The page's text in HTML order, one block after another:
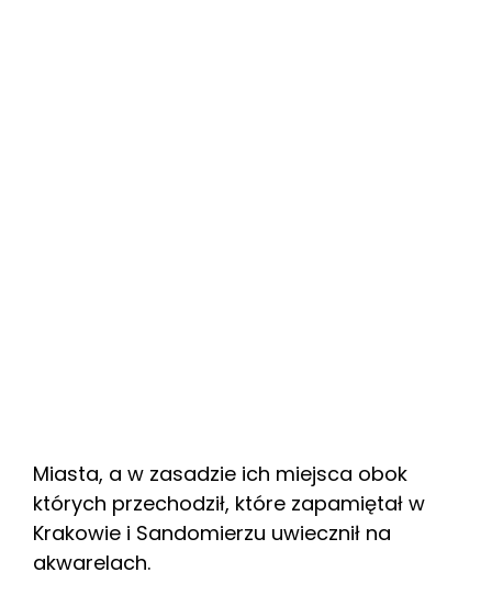
Miasta, a w zasadzie ich miejsca obok
których przechodził, które zapamiętał w
Krakowie i Sandomierzu uwiecznił na
akwarelach.